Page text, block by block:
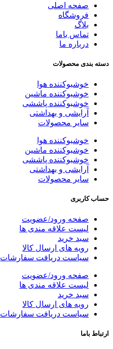
صفحه اصلی
فروشگاه
بلاگ
تماس باما
درباره ما
دسته بندی محصولات
خوشبوکننده هوا
خوشبوکننده ماشین
خوشبوکننده پاششی
آرایشی و بهداشتی
سایر محصولات
خوشبوکننده هوا
خوشبوکننده ماشین
خوشبوکننده پاششی
آرایشی و بهداشتی
سایر محصولات
حساب کاربری
صفحه ورود/عضویت
لیست علاقه مندی ها
سبد خرید
رویه های ارسال کالا
سیاست دریافت سفارشات
صفحه ورود/عضویت
لیست علاقه مندی ها
سبد خرید
رویه های ارسال کالا
سیاست دریافت سفارشات
ارتباط باما